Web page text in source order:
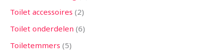
Toilet accessoires 2
Toilet onderdelen 6
Toiletemmers 5